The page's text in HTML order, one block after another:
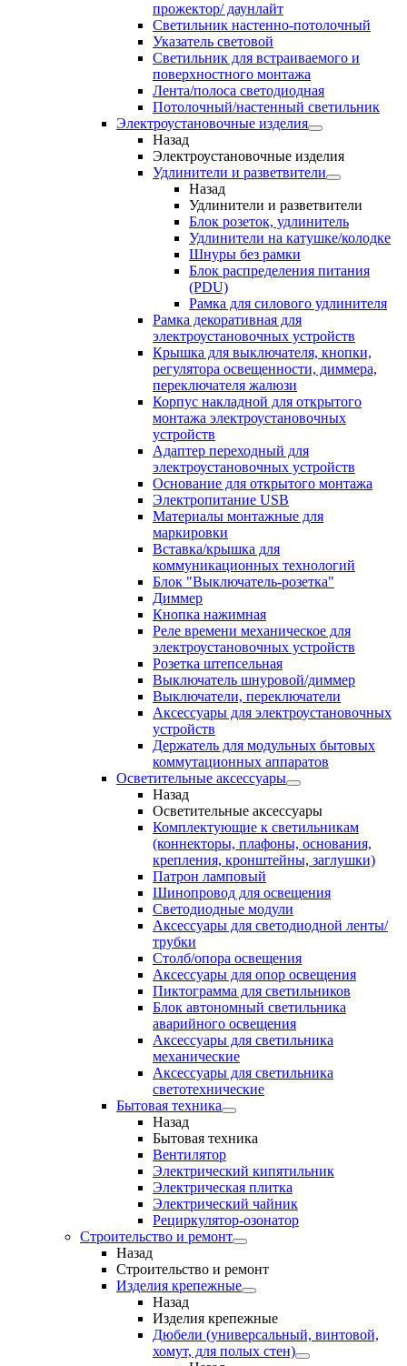
прожектор/ даунлайт
Светильник настенно-потолочный
Указатель световой
Светильник для встраиваемого и
поверхностного монтажа
Лента/полоса светодиодная
Потолочный/настенный светильник
Электроустановочные изделия
Назад
Электроустановочные изделия
Удлинители и разветвители
Назад
Удлинители и разветвители
Блок розеток, удлинитель
Удлинители на катушке/колодке
Шнуры без рамки
Блок распределения питания
(PDU)
Рамка для силового удлинителя
Рамка декоративная для
электроустановочных устройств
Крышка для выключателя, кнопки,
регулятора освещенности, диммера,
переключателя жалюзи
Корпус накладной для открытого
монтажа электроустановочных
устройств
Адаптер переходный для
электроустановочных устройств
Основание для открытого монтажа
Электропитание USB
Материалы монтажные для
маркировки
Вставка/крышка для
коммуникационных технологий
Блок "Выключатель-розетка"
Диммер
Кнопка нажимная
Реле времени механическое для
электроустановочных устройств
Розетка штепсельная
Выключатель шнуровой/диммер
Выключатели, переключатели
Аксессуары для электроустановочных
устройств
Держатель для модульных бытовых
коммутационных аппаратов
Осветительные аксессуары
Назад
Осветительные аксессуары
Комплектующие к светильникам
(коннекторы, плафоны, основания,
крепления, кронштейны, заглушки)
Патрон ламповый
Шинопровод для освещения
Светодиодные модули
Аксессуары для светодиодной ленты/
трубки
Столб/опора освещения
Аксессуары для опор освещения
Пиктограмма для светильников
Блок автономный светильника
аварийного освещения
Аксессуары для светильника
механические
Аксессуары для светильника
светотехнические
Бытовая техника
Назад
Бытовая техника
Вентилятор
Электрический кипятильник
Электрическая плитка
Электрический чайник
Рециркулятор-озонатор
Строительство и ремонт
Назад
Строительство и ремонт
Изделия крепежные
Назад
Изделия крепежные
Дюбели (универсальный, винтовой,
хомут, для полых стен)